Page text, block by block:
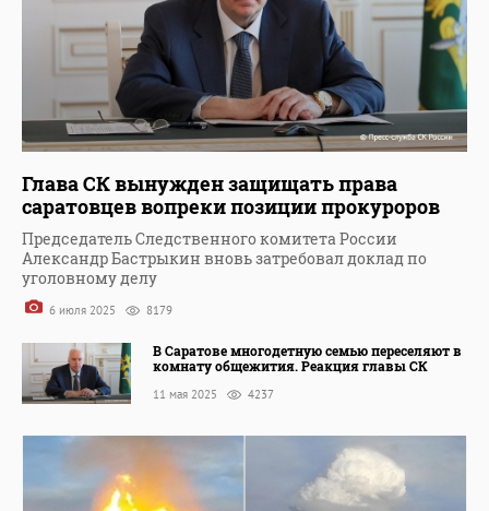
Глава СК вынужден защищать права
саратовцев вопреки позиции прокуроров
Председатель Следственного комитета России
Александр Бастрыкин вновь затребовал доклад по
уголовному делу
6 июля 2025 8179
В Саратове многодетную семью переселяют в
комнату общежития. Реакция главы СК
11 мая 2025 4237